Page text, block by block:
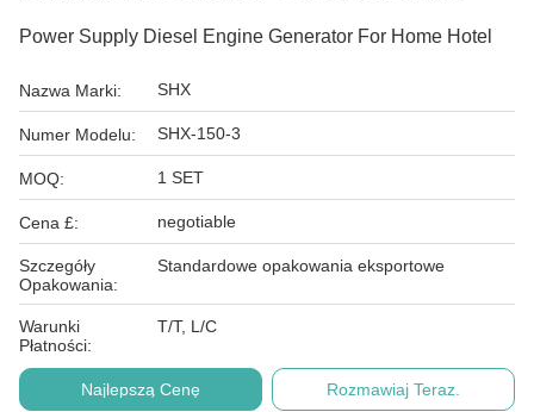
Power Supply Diesel Engine Generator For Home Hotel
Nazwa Marki: SHX
Numer Modelu: SHX-150-3
MOQ: 1 SET
Cena £: negotiable
Szczegóły
Opakowania:
Standardowe opakowania eksportowe
Warunki
Płatności:
T/T, L/C
Najlepszą Cenę Rozmawiaj Teraz.